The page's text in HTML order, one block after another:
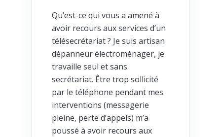
Qu’est-ce qui vous a amené à
avoir recours aux services d’un
télésecrétariat ? Je suis artisan
dépanneur électroménager, je
travaille seul et sans
secrétariat. Être trop sollicité
par le téléphone pendant mes
interventions (messagerie
pleine, perte d’appels) m’a
poussé à avoir recours aux